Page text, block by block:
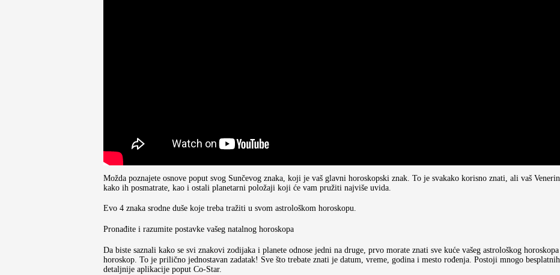
Možda poznajete osnove poput svog Sunčevog znaka, koji je vaš glavni horoskopski znak. To je svakako korisno znati, ali vaš
kako ih posmatrate, kao i ostali planetarni položaji koji će vam pružiti najviše uvida.
Evo 4 znaka srodne duše koje treba tražiti u svom astrološkom horoskopu.
Pronađite i razumite postavke vašeg natalnog horoskopa
Da biste saznali kako se svi znakovi zodijaka i planete odnose jedni na druge, prvo morate znati sve kuće vašeg astrološkog
horoskop. To je prilično jednostavan zadatak! Sve što trebate znati je datum, vreme, godina i mesto rođenja. Postoji mnogo
detaljnije aplikacije poput Co-Star.